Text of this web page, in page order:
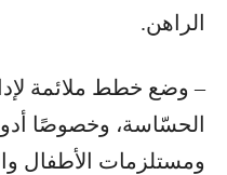
الراهن.
– وضع خطط ملائمة
الحسّاسة، وخصوصًا
ومستلزمات الأطفال